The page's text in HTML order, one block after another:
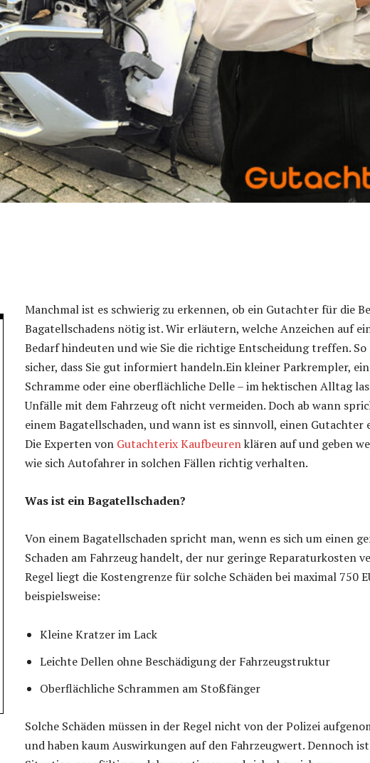
Manchmal ist es schwierig zu erkennen, ob ein Gutachter für die
Bagatellschadens nötig ist. Wir erläutern, welche Anzeichen auf
Bedarf hindeuten und wie Sie die richtige Entscheidung treffen. So
sicher, dass Sie gut informiert handeln.Ein kleiner Parkrempler,
Schramme oder eine oberflächliche Delle – im hektischen Alltag
Unfälle mit dem Fahrzeug oft nicht vermeiden. Doch ab wann
einem Bagatellschaden, und wann ist es sinnvoll, einen Gutachter
Die Experten von Gutachterix Kaufbeurenklären auf und geben
wie sich Autofahrer in solchen Fällen richtig verhalten.
Was ist ein Bagatellschaden?
Von einem Bagatellschaden spricht man, wenn es sich um einen
Schaden am Fahrzeug handelt, der nur geringe Reparaturkosten
Regel liegt die Kostengrenze für solche Schäden bei maximal 750
beispielsweise:
Kleine Kratzer im Lack
Leichte Dellen ohne Beschädigung der Fahrzeugstruktur
Oberflächliche Schrammen am Stoßfänger
Solche Schäden müssen in der Regel nicht von der Polizei
und haben kaum Auswirkungen auf den Fahrzeugwert. Dennoch